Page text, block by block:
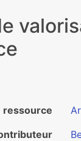
ressource